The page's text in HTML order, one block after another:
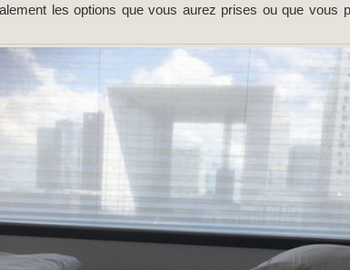
les options que vous aurez prises ou que vous